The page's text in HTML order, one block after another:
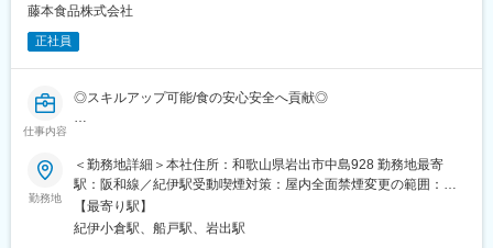
■商品について
https://www.fujimotofoods.co.jp/products/index.html
変更の範囲：会社の定める業務
藤本食品株式会社
正社員
仕事内容
◎スキルアップ可能/食の安心安全へ貢献◎
社内の総務業務(主に社会保険手続きや給与計算)をご担当いただ
き、社員が安心して働ける環境をバックオフィスから支えます。
■詳細
また、当社には外国籍の技能実習生や特定技能生も勤務していま
勤務地
＜勤務地詳細＞本社住所：和歌山県岩出市中島928 勤務地最寄
駅：阪和線／紀伊駅受動喫煙対策：屋内全面禁煙変更の範囲：会
社の定める事業所
【最寄り駅】
紀伊小倉駅、船戸駅、岩出駅